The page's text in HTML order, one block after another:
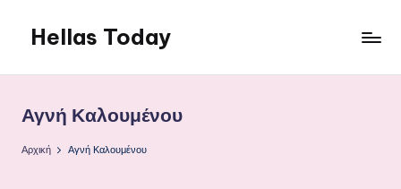
Μετάβαση
περιεχόμενο
Hellas Today
Αγνή Καλουμένου
Αρχική Αγνή Καλουμένου